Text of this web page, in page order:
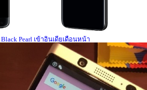
Black Pearl เข้าอินเดียเดือนหน้า